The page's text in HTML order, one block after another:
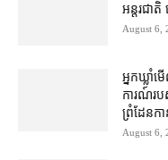
អន្តរជា
August 6,
អ្នកឃ្លាំ
ការណ៍​រប
ព្រំដែន​កា
August 6,